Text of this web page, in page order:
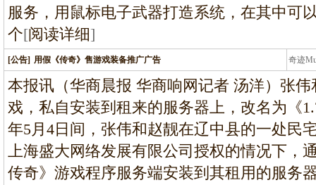
服务，用鼠标电子武器打造系统，在其中可
个[阅读详细]
[公告] 用假《传奇》售游戏装备推广广告 奇迹
条
本报讯（华商晨报 华商响网记者 汤洋）张
戏，私自安装到租来的服务器上，改名为《
年5月4日间，张伟和赵靓在辽中县的一处民
上海盛大网络发展有限公司授权的情况下，
传奇》游戏程序服务端安装到其租用的服务